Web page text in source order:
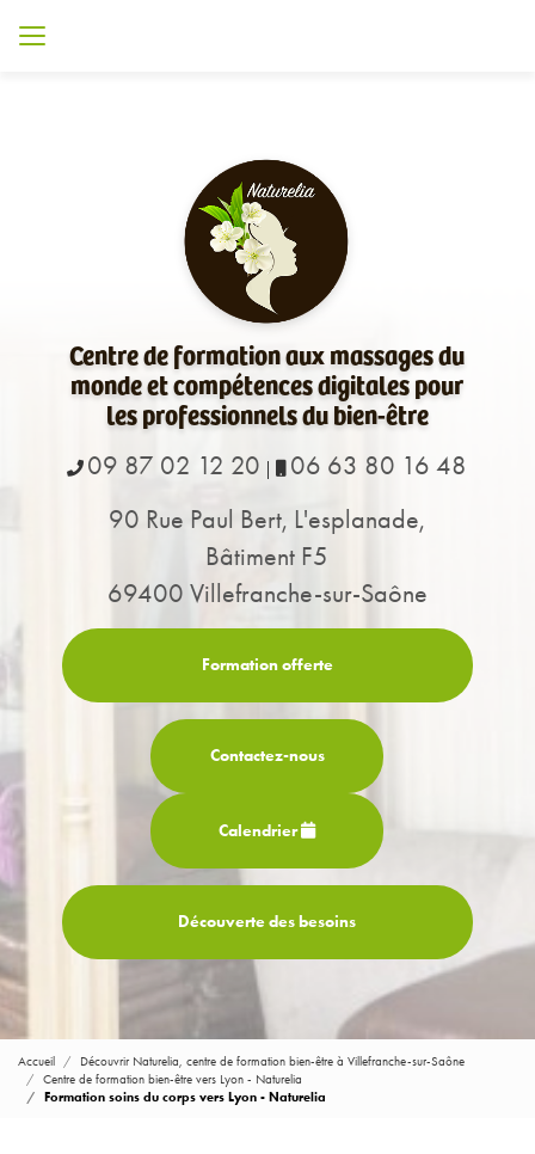
Centre de formation aux massages du
monde et compétences digitales pour
les professionnels du bien-être
09 87 02 12 20
06 63 80 16 48
90 Rue Paul Bert, L'esplanade,
Bâtiment F5
69400 Villefranche-sur-Saône
Formation offerte
Contactez-nous
Calendrier
Découverte des besoins
Accueil
Découvrir Naturelia, centre de formation bien-être à Villefranche-sur-Saône
Centre de formation bien-être vers Lyon - Naturelia
Formation soins du corps vers Lyon - Naturelia